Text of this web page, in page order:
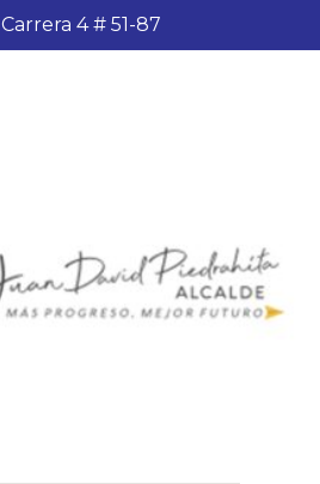
Carrera 4 # 51-87